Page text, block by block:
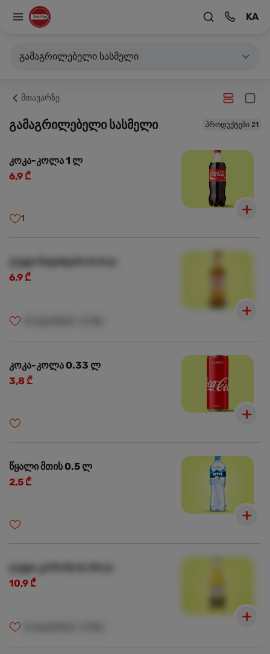
KA
გამაგრილებელი სასმელი
მთავარზე
გამაგრილებელი სასმელი პროდუქტები 21
კოკა-კოლა 1 ლ
6,9 ₾
1
ლუდი ნატახტარი 0.5 ლ
6,9 ₾
კოკა-კოლა 0.33 ლ
3,8 ₾
წყალი მთის 0.5 ლ
2,5 ₾
ლუდი კორონა 0.33 ლ
10,9 ₾